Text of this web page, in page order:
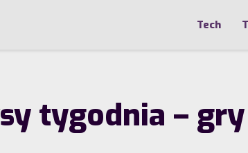
Tech
tygodnia – gry